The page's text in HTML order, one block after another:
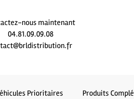
nous maintenant
04.81.09.09.08
Prioritaires Produits